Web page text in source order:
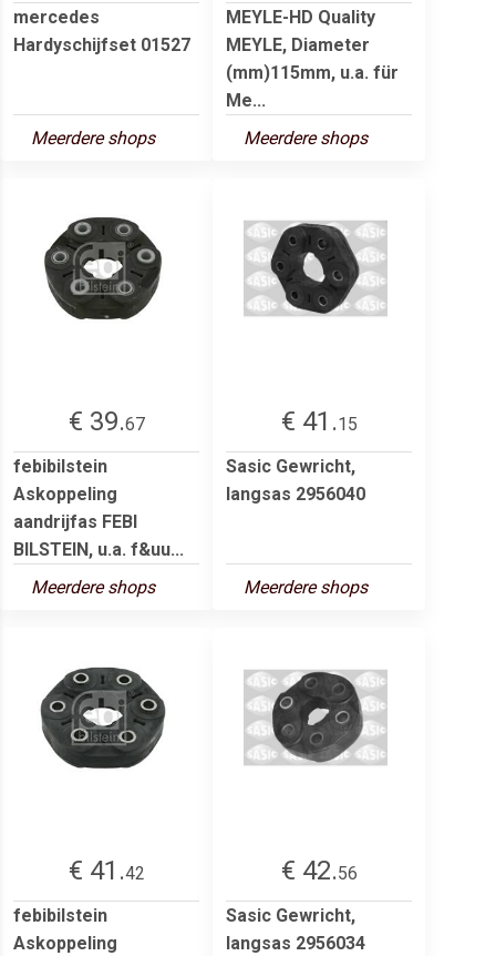
mercedes
Hardyschijfset 01527
Meerdere shops
MEYLE-HD Quality
MEYLE, Diameter
(mm)115mm, u.a. für
Me...
Meerdere shops
€ 39.67
febibilstein
Askoppeling
aandrijfas FEBI
BILSTEIN, u.a. f&uu...
Meerdere shops
€ 41.15
Sasic Gewricht,
langsas 2956040
Meerdere shops
€ 41.42
febibilstein
Askoppeling
€ 42.56
Sasic Gewricht,
langsas 2956034